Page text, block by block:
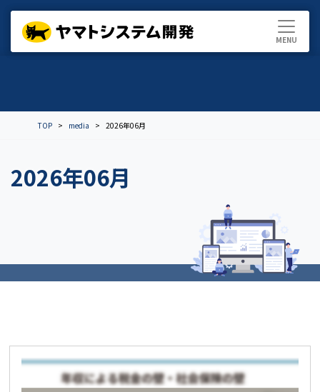
TOP media 2026年06月
2026年06月